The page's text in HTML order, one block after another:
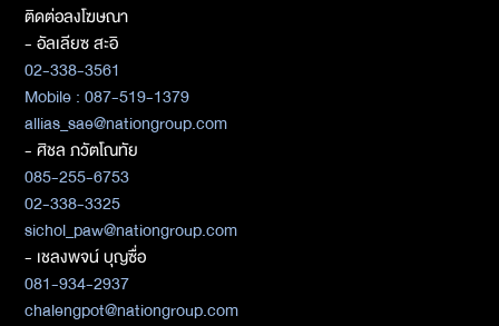
ติดต่อลงโฆษณา
- อัลเลียซ สะอิ
02-338-3561
Mobile : 087-519-1379
allias_sae@nationgroup.com
- ศิชล ภวัตโณทัย
085-255-6753
02-338-3325
sichol_paw@nationgroup.com
- เชลงพจน์ บุญซื่อ
081-934-2937
chalengpot@nationgroup.com